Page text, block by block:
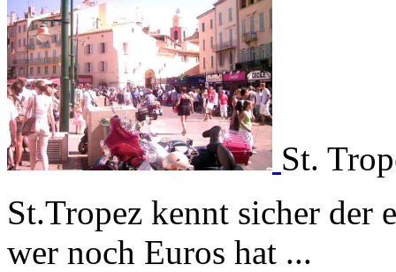
St.
St.Tropez kennt sicher der
wer noch Euros hat ...